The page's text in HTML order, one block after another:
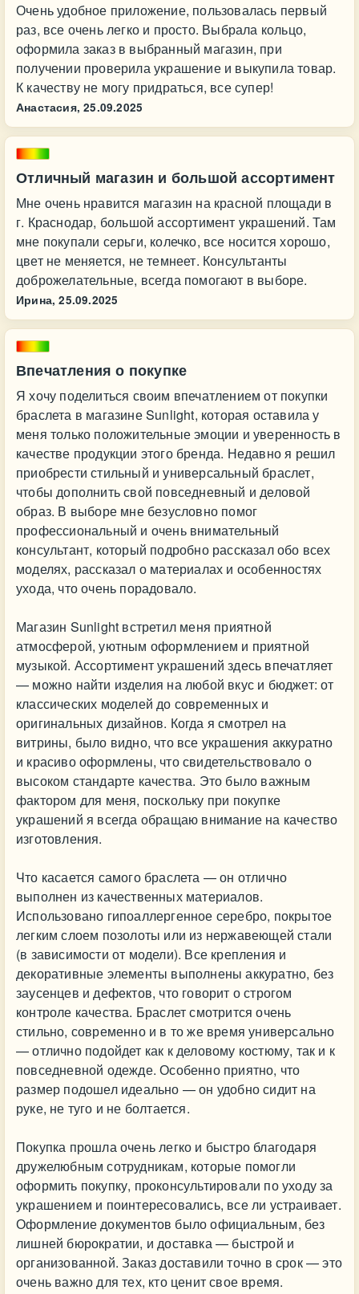
Очень удобное приложение, пользовалась первый
раз, все очень легко и просто. Выбрала кольцо,
оформила заказ в выбранный магазин, при
получении проверила украшение и выкупила товар.
К качеству не могу придраться, все супер!
Анастасия, 25.09.2025
Отличный магазин и большой ассортимент
Мне очень нравится магазин на красной площади в
г. Краснодар, большой ассортимент украшений. Там
мне покупали серьги, колечко, все носится хорошо,
цвет не меняется, не темнеет. Консультанты
доброжелательные, всегда помогают в выборе.
Ирина, 25.09.2025
Впечатления о покупке
Я хочу поделиться своим впечатлением от покупки
браслета в магазине Sunlight, которая оставила у
меня только положительные эмоции и уверенность в
качестве продукции этого бренда. Недавно я решил
приобрести стильный и универсальный браслет,
чтобы дополнить свой повседневный и деловой
образ. В выборе мне безусловно помог
профессиональный и очень внимательный
консультант, который подробно рассказал обо всех
моделях, рассказал о материалах и особенностях
ухода, что очень порадовало.
Магазин Sunlight встретил меня приятной
атмосферой, уютным оформлением и приятной
музыкой. Ассортимент украшений здесь впечатляет
— можно найти изделия на любой вкус и бюджет: от
классических моделей до современных и
оригинальных дизайнов. Когда я смотрел на
витрины, было видно, что все украшения аккуратно
и красиво оформлены, что свидетельствовало о
высоком стандарте качества. Это было важным
фактором для меня, поскольку при покупке
украшений я всегда обращаю внимание на качество
изготовления.
Что касается самого браслета — он отлично
выполнен из качественных материалов.
Использовано гипоаллергенное серебро, покрытое
легким слоем позолоты или из нержавеющей стали
(в зависимости от модели). Все крепления и
декоративные элементы выполнены аккуратно, без
заусенцев и дефектов, что говорит о строгом
контроле качества. Браслет смотрится очень
стильно, современно и в то же время универсально
— отлично подойдет как к деловому костюму, так и к
повседневной одежде. Особенно приятно, что
размер подошел идеально — он удобно сидит на
руке, не туго и не болтается.
Покупка прошла очень легко и быстро благодаря
дружелюбным сотрудникам, которые помогли
оформить покупку, проконсультировали по уходу за
украшением и поинтересовались, все ли устраивает.
Оформление документов было официальным, без
лишней бюрократии, и доставка — быстрой и
организованной. Заказ доставили точно в срок — это
очень важно для тех, кто ценит свое время.